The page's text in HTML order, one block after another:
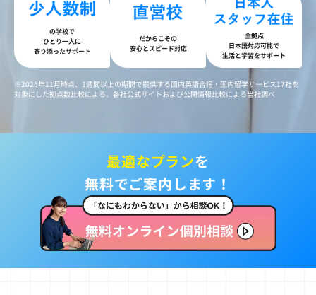
イングリッシュキャン
イングリッシュキャン
イングリッシュキャン
イングリッシュキャン
（神奈川）
の学校で
ひとり一人に
寄り添ったサポート
だからこその
安心とスピード対応
全拠点
日本語対応可能で
生活と学習をサポート
※2025年11月時点、1週間以上の期間で提供する国内英語合宿・国内留学サービス17社を
対象にした拠点数比較による。各社公式サイトおよび公開情報比較による当社調べ
最適なプランを
無料でご案内します！